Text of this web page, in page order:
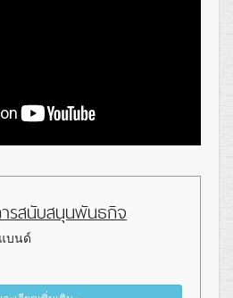
รสนับสนุนพันธกิจ
บนด์